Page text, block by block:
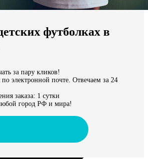
миру
футболках в
за пару кликов!
по электронной почте. Отвечаем за 24
заказа: 1 сутки
город РФ и мира!